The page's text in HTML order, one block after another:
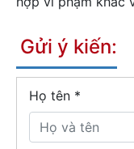
Gửi ý kiến:
Họ tên *